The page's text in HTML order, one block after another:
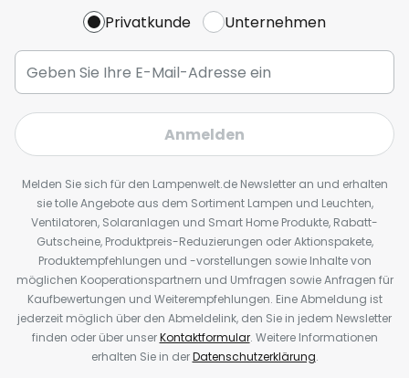
Privatkunde Unternehmen
Anmelden
Melden Sie sich für den Lampenwelt.de Newsletter an und erhalten
sie tolle Angebote aus dem Sortiment Lampen und Leuchten,
Ventilatoren, Solaranlagen und Smart Home Produkte, Rabatt-
Gutscheine, Produktpreis-Reduzierungen oder Aktionspakete,
Produktempfehlungen und -vorstellungen sowie Inhalte von
möglichen Kooperationspartnern und Umfragen sowie Anfragen für
Kaufbewertungen und Weiterempfehlungen. Eine Abmeldung ist
jederzeit möglich über den Abmeldelink, den Sie in jedem Newsletter
finden oder über unserKontaktformular. Weitere Informationen
erhalten Sie in derDatenschutzerklärung.